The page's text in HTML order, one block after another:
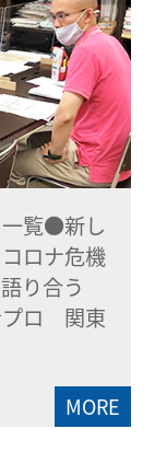
一覧●新し
ロナ危機
り合う
プロ 関東
MORE